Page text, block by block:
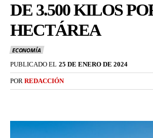
DE 3.500 KILOS
HECTÁREA
ECONOMÍA
PUBLICADO EL 25 DE ENERO DE 2024
POR REDACCIÓN